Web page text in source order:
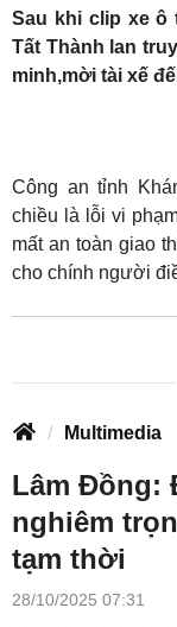
Sau khi clip xe ô
Tất Thành lan
minh,mời tài xế
Công an tỉnh
chiều là lỗi vi
mất an toàn giao
cho chính người
Multimedia
Lâm Đồng:
nghiêm
tạm thời
28/10/2025 07:31